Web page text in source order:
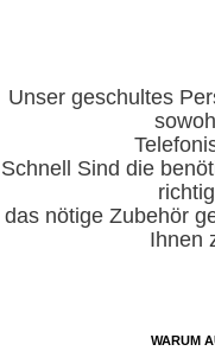
Unser geschultes
Schnell Sind die
das nötige Zubehör
Ihnen
WARUM